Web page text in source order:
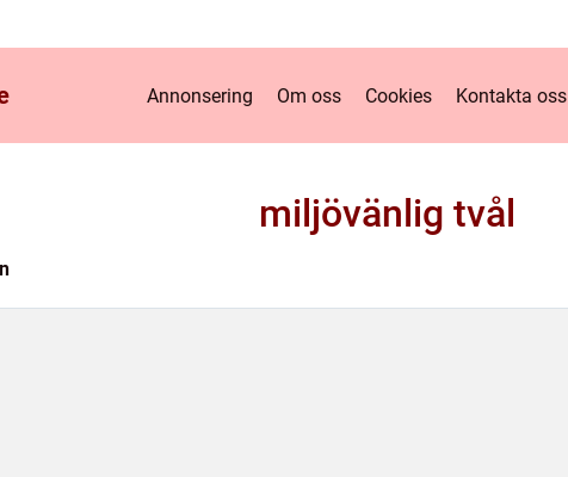
Annonsering Om oss Cookies Kontakta oss
miljövänlig tvål